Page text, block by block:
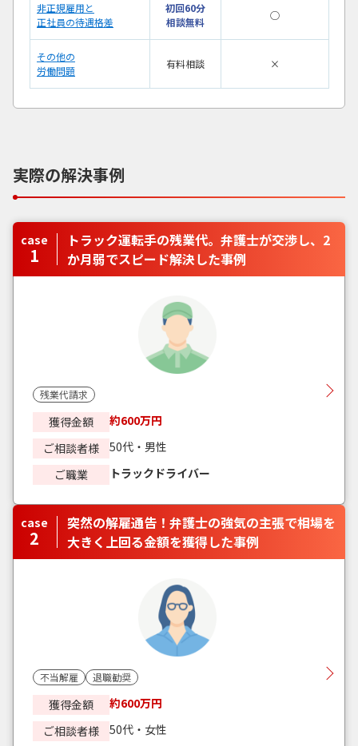
非正規雇用と
正社員の待遇格差
初回60分
相談無料
◯
その他の
労働問題
有料相談 ×
実際の解決事例
case
1
トラック運転手の残業代。弁護士が交渉し、2
か月弱でスピード解決した事例
残業代請求
獲得金額
約600万円
ご相談者様
50代・男性
ご職業
トラックドライバー
case
2
突然の解雇通告！弁護士の強気の主張で相場を
大きく上回る金額を獲得した事例
不当解雇 退職勧奨
獲得金額
約600万円
ご相談者様
50代・女性